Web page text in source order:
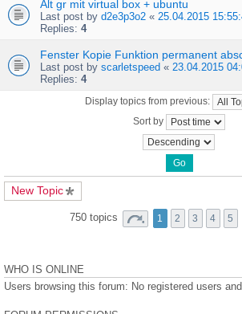
Alt gr mit virtual box + ubuntu
Last post by d2e3p3o2 « 25.04.2015
Replies: 4
Fenster Kopie Funktion permanent
Last post by scarletspeed « 23.04.2015
Replies: 4
Display topics from previous:
Sort by
New Topic
750 topics 1 2 3 4 5
WHO IS ONLINE
Users browsing this forum: No registered users